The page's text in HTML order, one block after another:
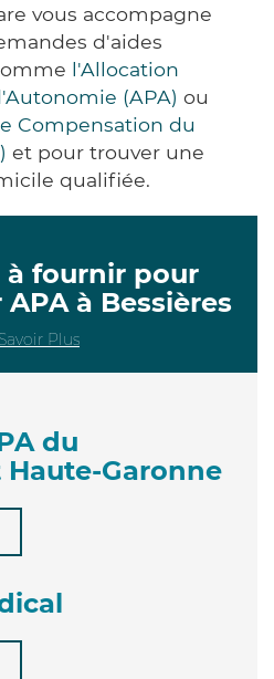
vous accompagne
d'aides
l'Allocation
(APA) ou
Compensation du
et pour trouver une
qualifiée.
à fournir pour
à Bessières
Plus
du
Garonne